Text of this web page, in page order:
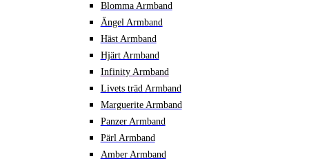
Blomma Armband
Ängel Armband
Häst Armband
Hjärt Armband
Infinity Armband
Livets träd Armband
Marguerite Armband
Panzer Armband
Pärl Armband
Amber Armband